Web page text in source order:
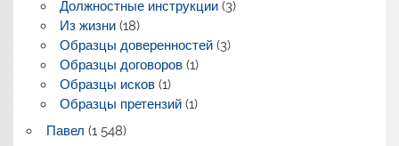
Должностные инструкции(3)
Из жизни(18)
Образцы доверенностей(3)
Образцы договоров(1)
Образцы исков(1)
Образцы претензий(1)
Павел (1 548)